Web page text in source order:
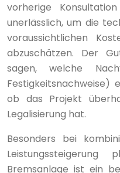
vorherige
unerlässlich, um die
voraussichtlichen
abzuschätzen. Der
sagen, welche
Festigkeitsnachweise)
ob das Projekt
Legalisierung hat.
Besonders bei
Bremsanlage ist ein